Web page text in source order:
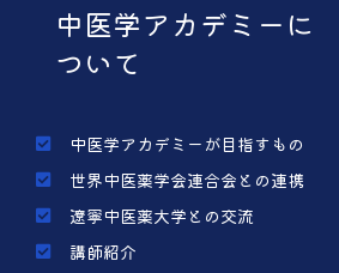
中医学アカデミーに
ついて
中医学アカデミーが目指すもの
世界中医薬学会連合会との連携
遼寧中医薬大学との交流
講師紹介